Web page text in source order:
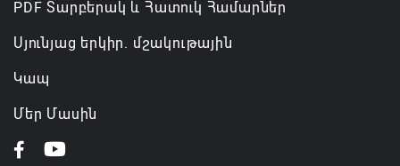
PDF Տարբերակ և Հատուկ Համարներ
Սյունյաց երկիր. մշակութային
Կապ
Մեր Մասին